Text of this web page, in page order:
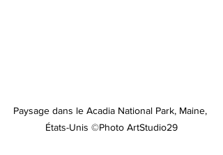
Paysage dans le Acadia National Park, Maine,
États-Unis ©Photo ArtStudio29